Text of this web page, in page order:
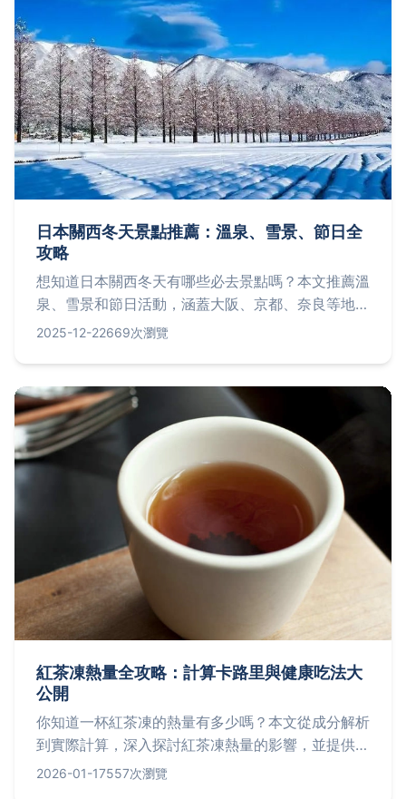
日本關西冬天景點推薦：溫泉、雪景、節日全
攻略
想知道日本關西冬天有哪些必去景點嗎？本文推薦溫
泉、雪景和節日活動，涵蓋大阪、京都、奈良等地，
提供交通、住宿實用資訊，幫助你規劃完美冬季之
2025-12-22669次瀏覽
紅茶凍熱量全攻略：計算卡路里與健康吃法大
公開
你知道一杯紅茶凍的熱量有多少嗎？本文從成分解析
到實際計算，深入探討紅茶凍熱量的影響，並提供低
卡版食譜和健康建議，幫助你享受甜點無負擔。
2026-01-17557次瀏覽